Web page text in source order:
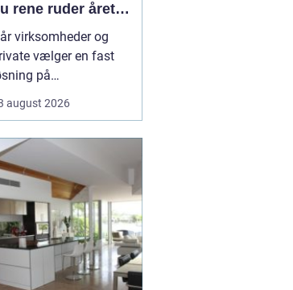
rene ruder året
virksomheder og
vælger en fast
på
mere dagslys, et
og
praktisk bøvl i
Mange i
v&aeli...
august 2026